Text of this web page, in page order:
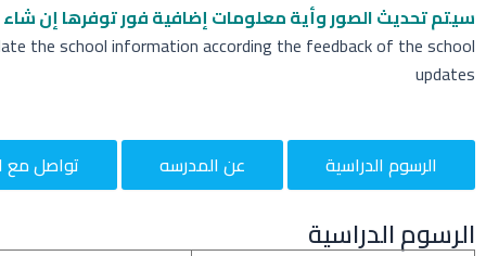
سيتم تحديث الصور وأية معلومات إضافيةفور توفرها إن شاء
the school information according the feedback of the school
updates
الرسوم الدراسية عن المدرسه تواصل مع
الرسوم الدراسية